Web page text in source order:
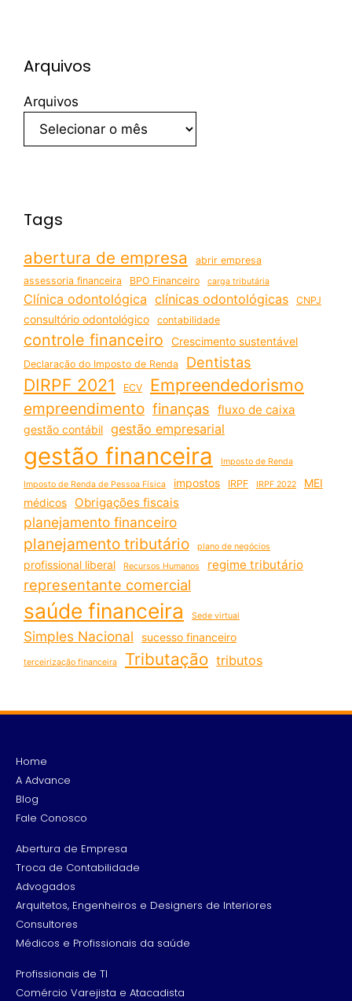
Arquivos
Arquivos
Tags
abertura de empresa
abrir empresa
assessoria financeira
BPO Financeiro carga tributária
Clínica odontológica clínicas odontológicas CNPJ
consultório odontológico contabilidade
controle financeiro Crescimento sustentável
Declaração do Imposto de Renda Dentistas
DIRPF 2021 ECV Empreendedorismo
empreendimento finanças fluxo de caixa
gestão contábil gestão empresarial
gestão financeira Imposto de Renda
Imposto de Renda de Pessoa Física impostos IRPF IRPF 2022
MEI
médicos
Obrigações fiscais
planejamento financeiro
planejamento tributário plano de negócios
profissional liberal Recursos Humanos regime tributário
representante comercial
saúde financeira Sede virtual
Simples Nacional sucesso financeiro
terceirização financeira Tributação tributos
Home
A Advance
Blog
Fale Conosco
Abertura de Empresa
Troca de Contabilidade
Advogados
Arquitetos, Engenheiros e Designers de Interiores
Consultores
Médicos e Profissionais da saúde
Profissionais de TI
Comércio Varejista e Atacadista